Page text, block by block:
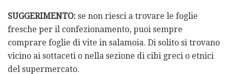
SUGGERIMENTO: se non riesci a trovare le foglie
fresche per il confezionamento, puoi sempre
comprare foglie di vite in salamoia. Di solito si trovano
vicino ai sottaceti o nella sezione di cibi greci o etnici
del supermercato.